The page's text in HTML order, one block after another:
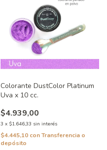
Colorante DustColor Platinum
Uva x 10 cc.
$4.939,00
3 x $1.646,33 sin interés
$4.445,10 conTransferencia o
depósito